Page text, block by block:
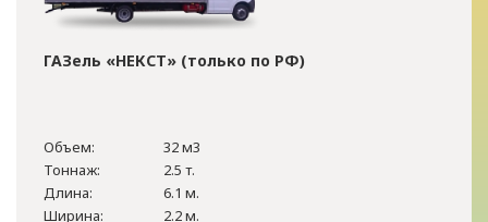
ГАЗель «НЕКСТ» (только по РФ)
Объем:
32 м3
Тоннаж:
2.5 т.
Длина:
6.1 м.
Ширина:
2.2 м.